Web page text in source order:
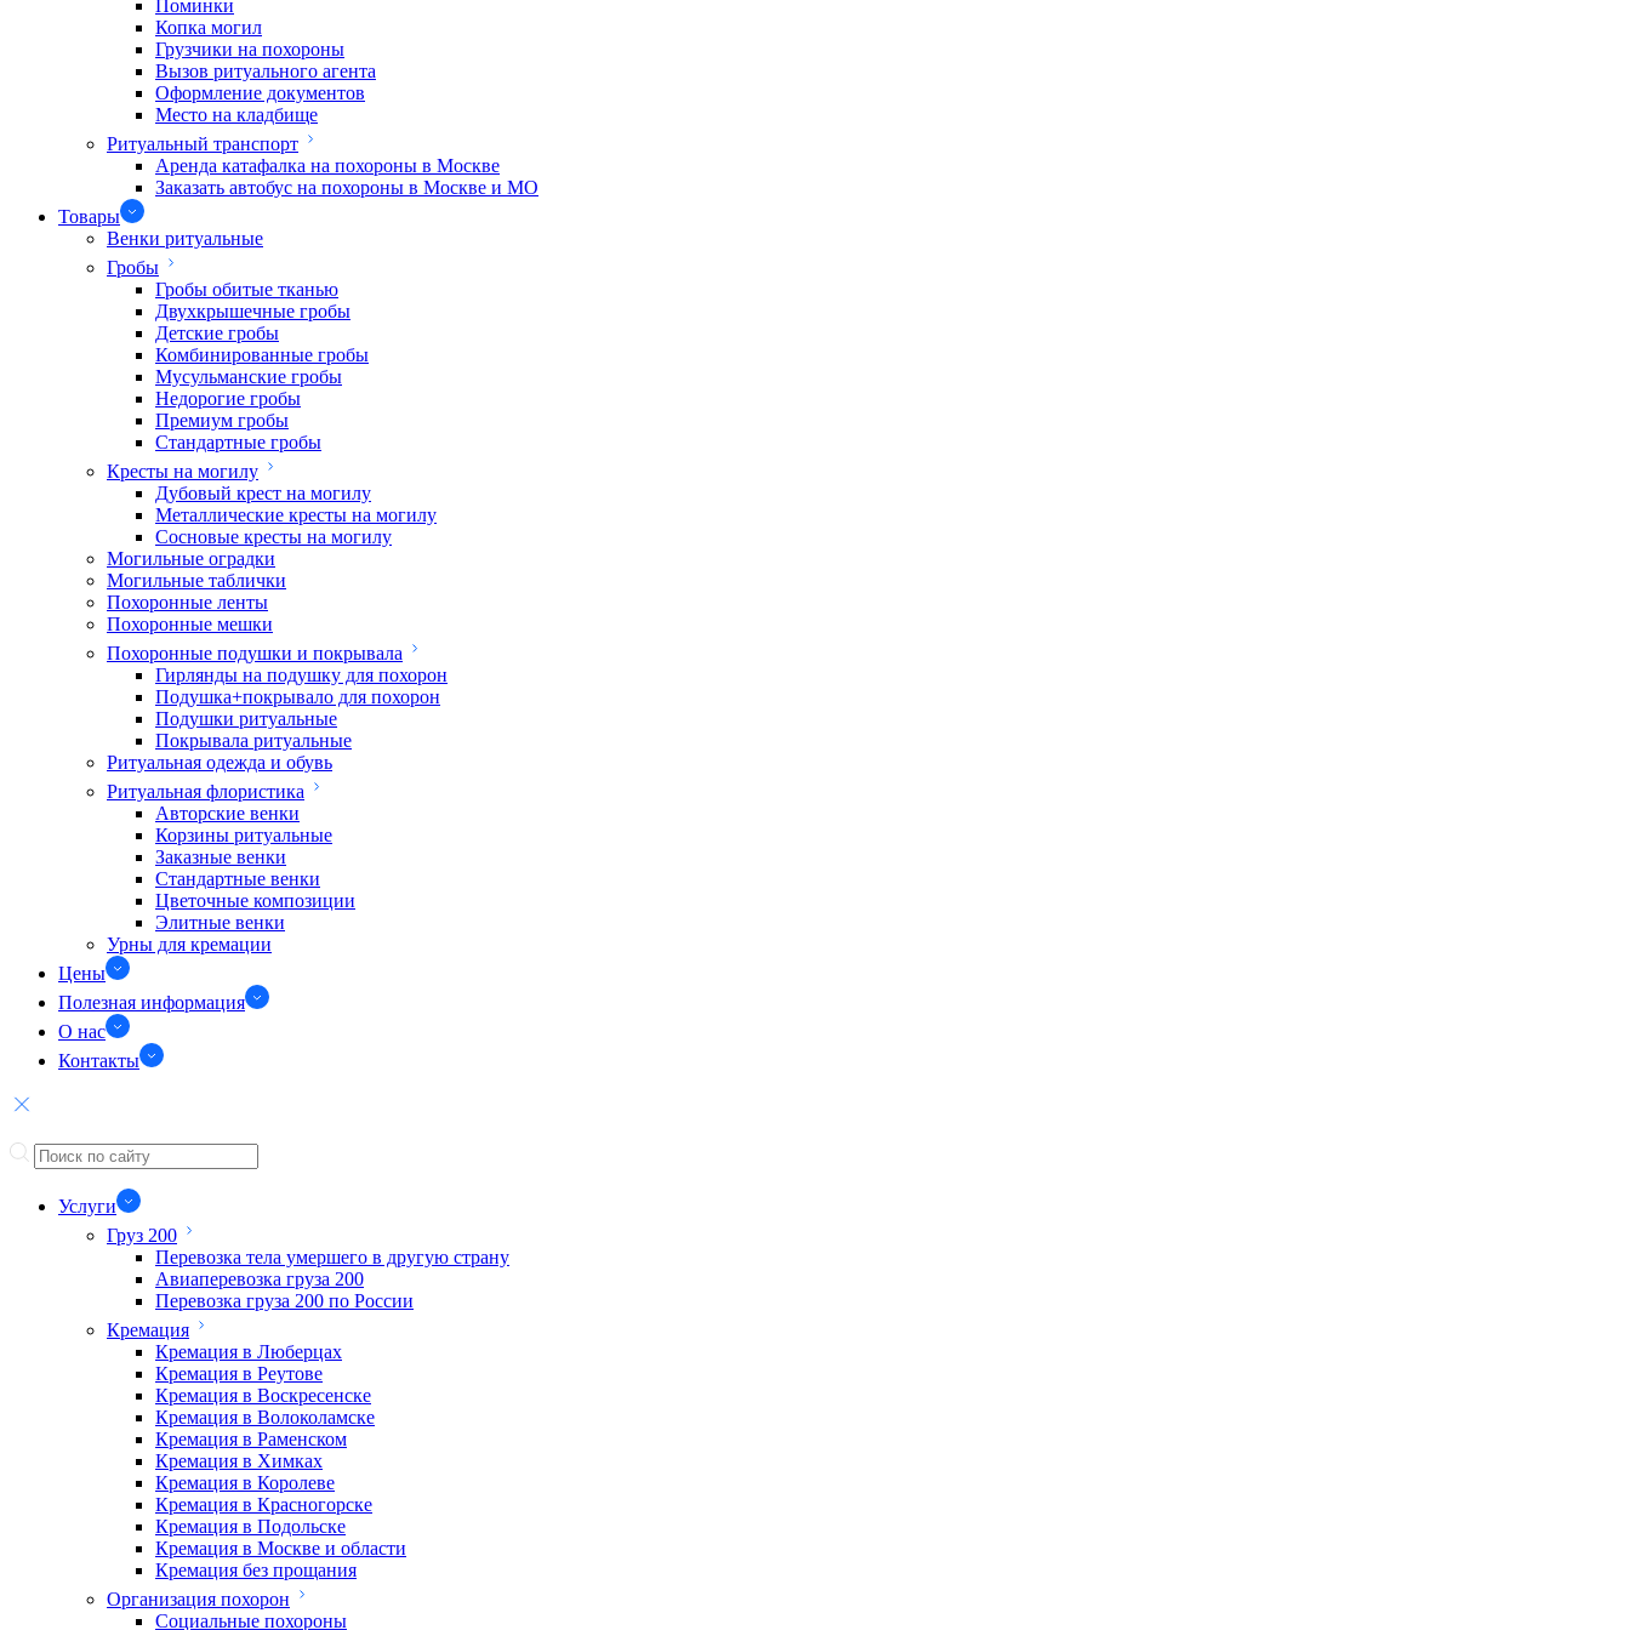
Поминки
Копка могил
Грузчики на похороны
Вызов ритуального агента
Оформление документов
Место на кладбище
Ритуальный транспорт
Аренда катафалка на похороны в Москве
Заказать автобус на похороны в Москве и МО
Товары
Венки ритуальные
Гробы
Гробы обитые тканью
Двухкрышечные гробы
Детские гробы
Комбинированные гробы
Мусульманские гробы
Недорогие гробы
Премиум гробы
Стандартные гробы
Кресты на могилу
Дубовый крест на могилу
Металлические кресты на могилу
Сосновые кресты на могилу
Могильные оградки
Могильные таблички
Похоронные ленты
Похоронные мешки
Похоронные подушки и покрывала
Гирлянды на подушку для похорон
Подушка+покрывало для похорон
Подушки ритуальные
Покрывала ритуальные
Ритуальная одежда и обувь
Ритуальная флористика
Авторские венки
Корзины ритуальные
Заказные венки
Стандартные венки
Цветочные композиции
Элитные венки
Урны для кремации
Цены
Полезная информация
О нас
Контакты
Услуги
Груз 200
Перевозка тела умершего в другую страну
Авиаперевозка груза 200
Перевозка груза 200 по России
Кремация
Кремация в Люберцах
Кремация в Реутове
Кремация в Воскресенске
Кремация в Волоколамске
Кремация в Раменском
Кремация в Химках
Кремация в Королеве
Кремация в Красногорске
Кремация в Подольске
Кремация в Москве и области
Кремация без прощания
Организация похорон
Социальные похороны